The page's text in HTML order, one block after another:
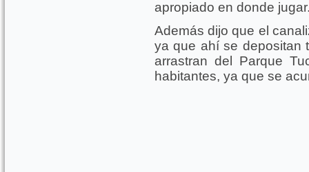
apropiado en donde
Además dijo que el
ya que ahí se depositan
arrastran del Parque
habitantes, ya que se